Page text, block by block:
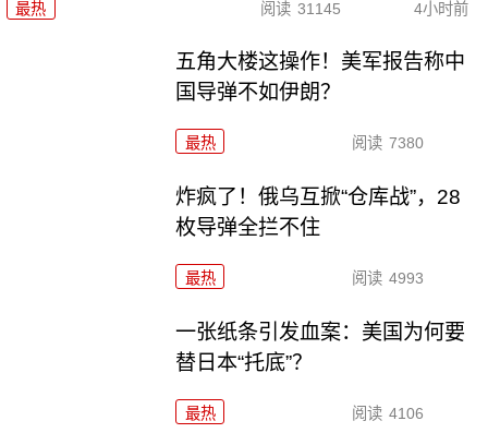
最热 阅读 31145 4小时前
五角大楼这操作！美军报告称中
国导弹不如伊朗？
最热 阅读 7380
炸疯了！俄乌互掀“仓库战”，28
枚导弹全拦不住
最热 阅读 4993
一张纸条引发血案：美国为何要
替日本“托底”？
最热 阅读 4106